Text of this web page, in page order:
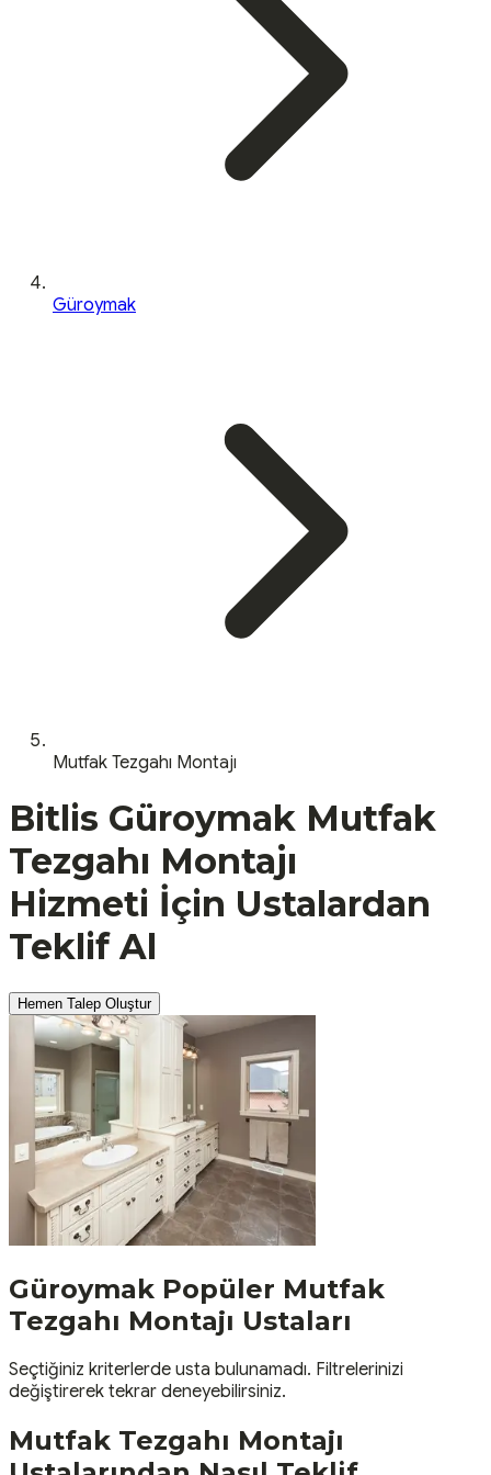
Güroymak
Mutfak Tezgahı Montajı
Bitlis Güroymak Mutfak
Tezgahı Montajı
Hizmeti İçin Ustalardan
Teklif Al
Hemen Talep Oluştur
Güroymak Popüler Mutfak
Tezgahı Montajı Ustaları
Seçtiğiniz kriterlerde usta bulunamadı. Filtrelerinizi
değiştirerek tekrar deneyebilirsiniz.
Mutfak Tezgahı Montajı